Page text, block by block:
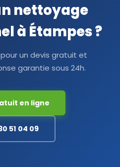
nettoyage
à Étampes ?
un devis gratuit et
garantie sous 24h.
en ligne
51 04 09